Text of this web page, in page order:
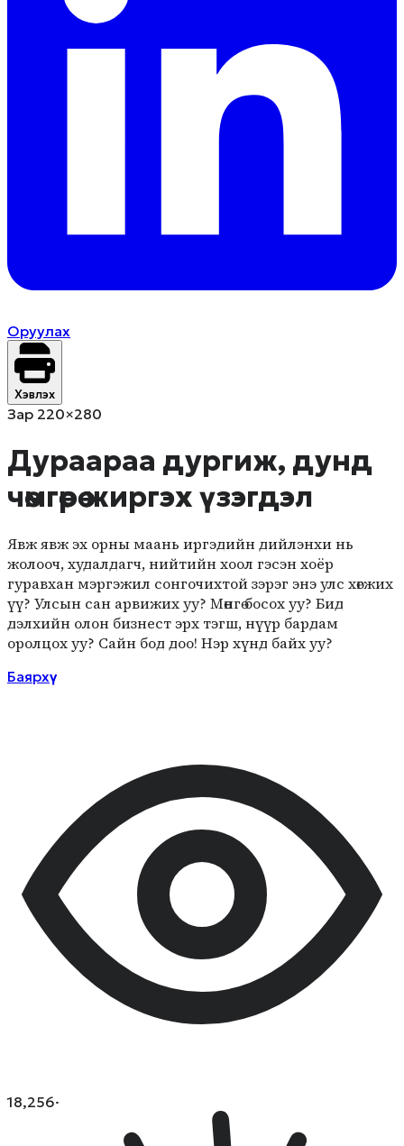
Оруулах
Хэвлэх
Зар 220×280
Дураараа дургиж, дунд
чөмгөөрөө жиргэх үзэгдэл
Явж явж эх орны маань иргэдийн дийлэнхи нь
жолооч, худалдагч, нийтийн хоол гэсэн хоёр
гуравхан мэргэжил сонгочихтой зэрэг энэ улс хөгжих
үү? Улсын сан арвижих уу? Мөнгө босох уу? Бид
дэлхийн олон бизнест эрх тэгш, нүүр бардам
оролцох уу? Сайн бод доо! Нэр хүнд байх уу?
Баярхүү
18,256·